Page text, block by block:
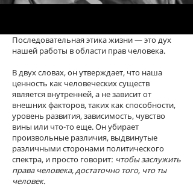
Последовательная этика жизни — это дух
нашей работы в области прав человека.
В двух словах, он утверждает, что наша
ценность как человеческих существ
является внутренней, а не зависит от
внешних факторов, таких как способности,
уровень развития, зависимость, чувство
вины или что-то еще. Он убирает
произвольные различия, выдвинутые
различными сторонами политического
спектра, и просто говорит: чтобы заслужить
права человека, достаточно того, что ты
человек.